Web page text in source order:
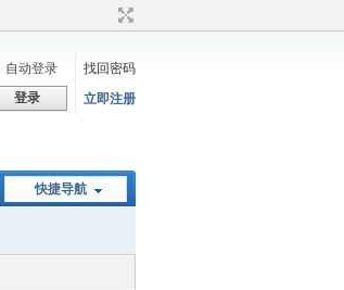
自动登录
找回密码
登录 立即注册
快捷导航